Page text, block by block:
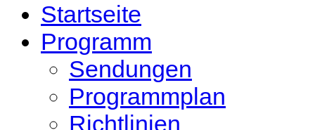
Startseite
Programm
Sendungen
Programmplan
Richtlinien